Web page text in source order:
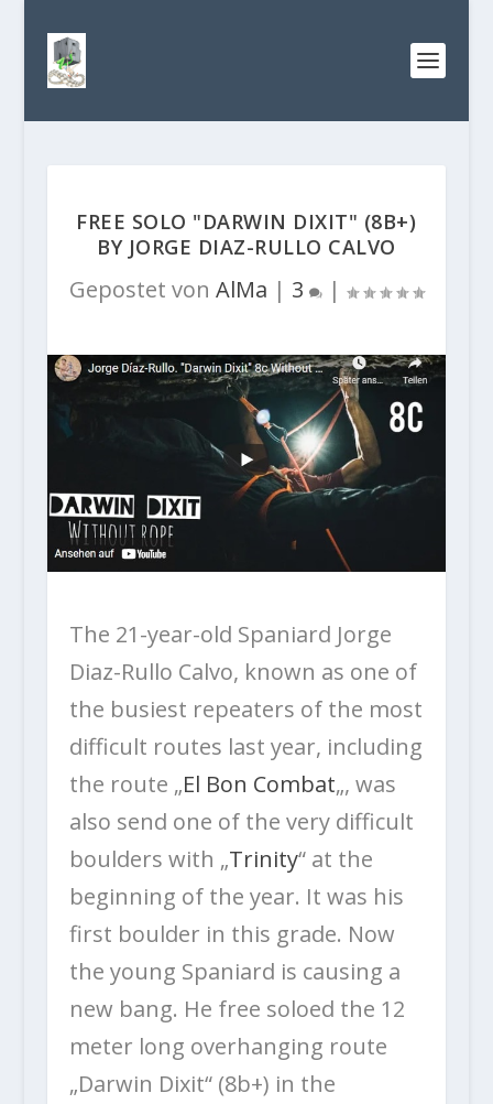
FREE SOLO "DARWIN DIXIT" (8B+)
BY JORGE DIAZ-RULLO CALVO
Gepostet von AlMa | 3 |
The 21-year-old Spaniard Jorge
Diaz-Rullo Calvo, known as one of
the busiest repeaters of the most
difficult routes last year, including
the route „El Bon Combat„, was
also send one of the very difficult
boulders with „Trinity“ at the
beginning of the year. It was his
first boulder in this grade. Now
the young Spaniard is causing a
new bang. He free soloed the 12
meter long overhanging route
„Darwin Dixit“ (8b+) in the